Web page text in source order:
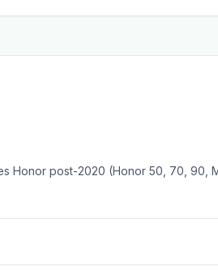
Honor post-2020 (Honor 50, 70, 90,